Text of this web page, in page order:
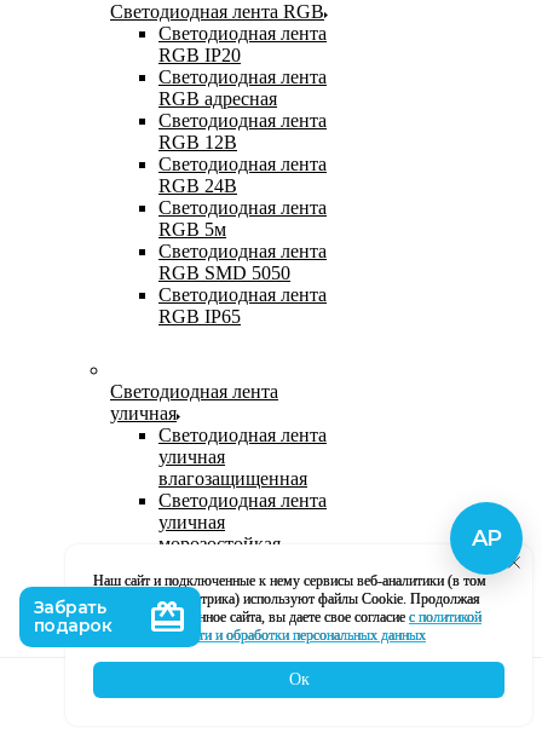
Светодиодная лента RGB
Светодиодная лента
RGB IP20
Светодиодная лента
RGB адресная
Светодиодная лента
RGB 12В
Светодиодная лента
RGB 24В
Светодиодная лента
RGB 5м
Светодиодная лента
RGB SMD 5050
Светодиодная лента
RGB IP65
Светодиодная лента
уличная
Светодиодная лента
уличная
влагозащищенная
Светодиодная лента
уличная
морозостойкая
светодиодная лента
220В
Светодиодная лента
уличная в силиконе
Наш сайт и подключенные к нему сервисы веб-аналитики (в том
числе, Яндекс Метрика) используют файлы Cookie. Продолжая
использование данное сайта, вы даете свое согласие с политикой
кофиденциальности и обработки персональных данных
Ок